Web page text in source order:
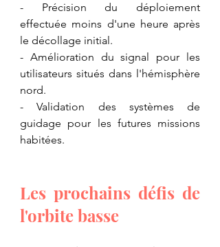
​- Précision du déploiement
effectuée moins d'une heure après
le décollage initial.
​- Amélioration du signal pour les
utilisateurs situés dans l'hémisphère
nord.
​- Validation des systèmes de
guidage pour les futures missions
habitées.
Les prochains défis de
l'orbite basse